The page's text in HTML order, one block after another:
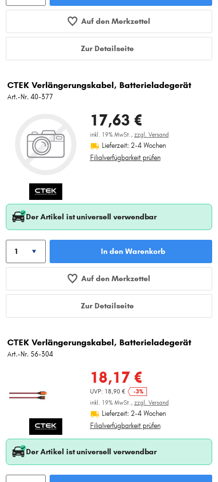
Auf den Merkzettel
Zur Detailseite
CTEK Verlängerungskabel, Batterieladegerät
Art.-Nr. 40-377
17,63 €
inkl. 19% MwSt., zzgl. Versand
Lieferzeit: 2-4 Wochen
Filialverfügbarkeit prüfen
Der Artikel ist universell verwendbar
In den Warenkorb
Auf den Merkzettel
Zur Detailseite
CTEK Verlängerungskabel, Batterieladegerät
Art.-Nr. 56-304
18,17 €
UVP: 18,90 €
-3%
inkl. 19% MwSt., zzgl. Versand
Lieferzeit: 2-4 Wochen
Filialverfügbarkeit prüfen
Der Artikel ist universell verwendbar